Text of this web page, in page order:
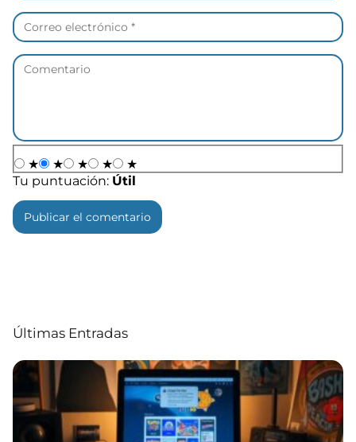
★ ★ ★ ★
★
Tu puntuación: Útil
Últimas Entradas